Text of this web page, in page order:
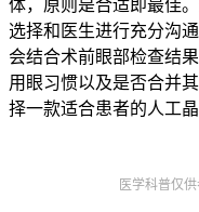
体，原则是合适即最佳
选择和医生进行充分沟
会结合术前眼部检查结
用眼习惯以及是否合并
择一款适合患者的人工晶
医学科普仅